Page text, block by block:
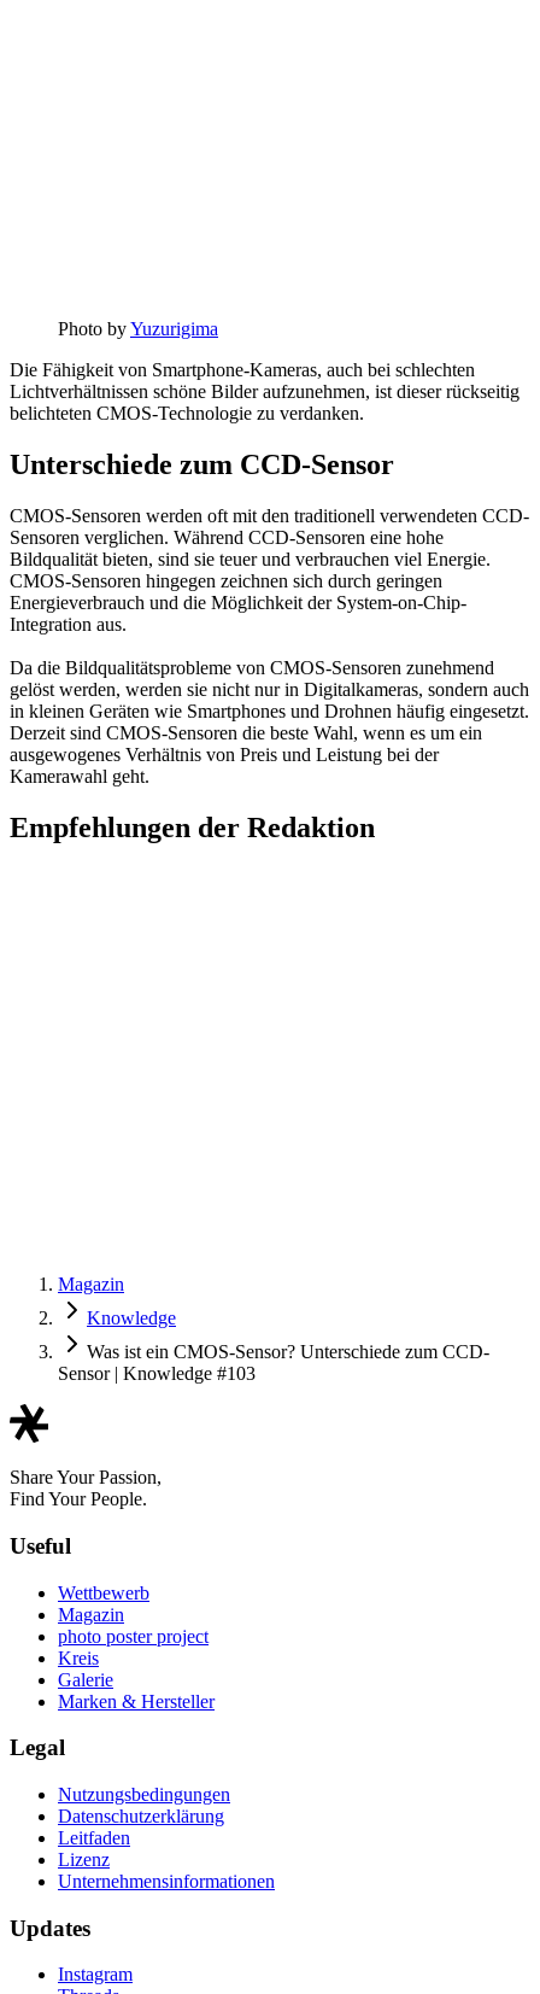
Photo byYuzurigima
Die Fähigkeit von Smartphone-Kameras, auch bei schlechten
Lichtverhältnissen schöne Bilder aufzunehmen, ist dieser rückseitig
belichteten CMOS-Technologie zu verdanken.
Unterschiede zum CCD-Sensor
CMOS-Sensoren werden oft mit den traditionell verwendeten CCD-
Sensoren verglichen. Während CCD-Sensoren eine hohe
Bildqualität bieten, sind sie teuer und verbrauchen viel Energie.
CMOS-Sensoren hingegen zeichnen sich durch geringen
Energieverbrauch und die Möglichkeit der System-on-Chip-
Integration aus.
Da die Bildqualitätsprobleme von CMOS-Sensoren zunehmend
gelöst werden, werden sie nicht nur in Digitalkameras, sondern auch
in kleinen Geräten wie Smartphones und Drohnen häufig eingesetzt.
Derzeit sind CMOS-Sensoren die beste Wahl, wenn es um ein
ausgewogenes Verhältnis von Preis und Leistung bei der
Kamerawahl geht.
Empfehlungen der Redaktion
Magazin
Knowledge
Was ist ein CMOS-Sensor? Unterschiede zum CCD-
Sensor | Knowledge #103
Share Your Passion,
Find Your People.
Useful
Wettbewerb
Magazin
photo poster project
Kreis
Galerie
Marken & Hersteller
Legal
Nutzungsbedingungen
Datenschutzerklärung
Leitfaden
Lizenz
Unternehmensinformationen
Updates
Instagram